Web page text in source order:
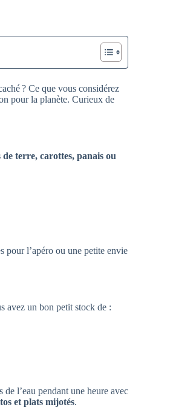
? Ce que vous considérez
pour la planète. Curieux de
de terre, carottes, panais ou
pour l’apéro ou une petite envie
avez un bon petit stock de :
l’eau pendant une heure avec
et plats mijotés.